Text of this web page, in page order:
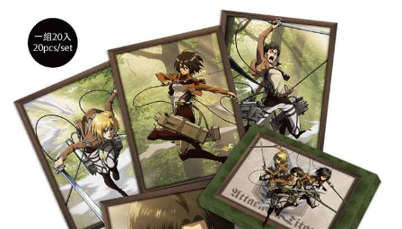
(不開放使用，請勿選取）
每筆NT$9,999
7-11取貨付款
每筆NT$65，滿NT$1,300(含以上)免運費
付款後7-11取貨
每筆NT$65，滿NT$1,300(含以上)免運費
宅配-木棉花樂園專用